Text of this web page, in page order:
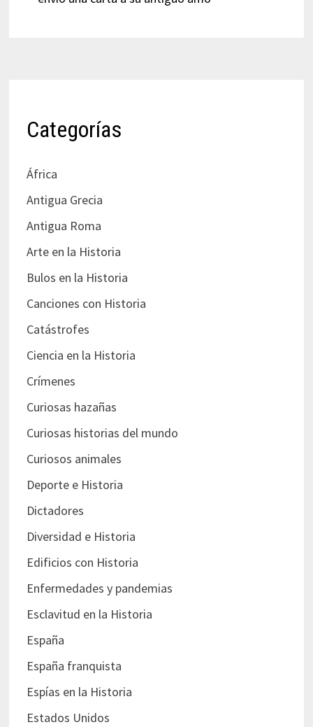
Categorías
África
Antigua Grecia
Antigua Roma
Arte en la Historia
Bulos en la Historia
Canciones con Historia
Catástrofes
Ciencia en la Historia
Crímenes
Curiosas hazañas
Curiosas historias del mundo
Curiosos animales
Deporte e Historia
Dictadores
Diversidad e Historia
Edificios con Historia
Enfermedades y pandemias
Esclavitud en la Historia
España
España franquista
Espías en la Historia
Estados Unidos